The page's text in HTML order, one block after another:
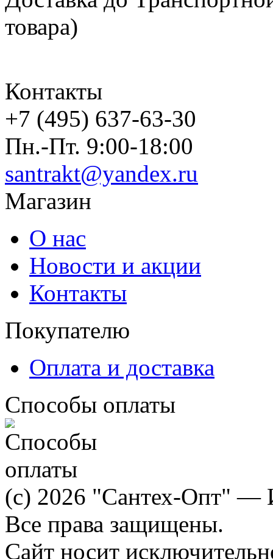
товара)
Контакты
+7 (495) 637-63-30
Пн.-Пт. 9:00-18:00
santrakt@yandex.ru
Магазин
О нас
Новости и акции
Контакты
Покупателю
Оплата и доставка
Способы оплаты
(c) 2026 "Сантех-Опт" —
Все права защищены.
Сайт носит